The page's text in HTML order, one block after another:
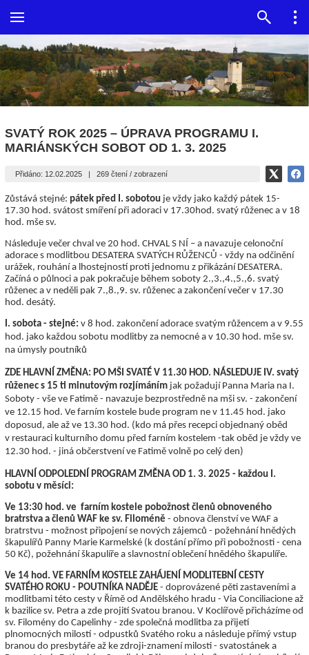
SVATÝ ROK 2025 – ÚPRAVA PROGRAMU I.
MARIÁNSKÝCH SOBOT OD 1. 3. 2025
Přidáno: 12.02.2025 | 269 čtení / zobrazení
Zůstává stejné: pátek před I. sobotou je vždy jako každý pátek 15-
17.30 hod. svátost smíření při adoraci v 17.30hod. svatý růženec a v 18
hod. mše sv.
Následuje večer chval ve 20 hod. CHVAL S NÍ – a navazuje celonoční
adorace s modlitbou DESATERA SVATÝCH RŮŽENCŮ - vždy na odčinění
urážek, rouhání a lhostejností proti jednomu z přikázání DESATERA.
Začíná o půlnoci a pak pokračuje během soboty 2.,3.,4.,5.,6. svatý
růženec a v neděli pak 7.,8.,9. sv. růženec a zakončení večer v 17.30
hod. desátý.
I. sobota - stejné: v 8 hod. zakončení adorace svatým růžencem a v 9.55
hod. jako každou sobotu modlitby za nemocné a v 10.30 hod. mše sv.
na úmysly poutníků
ZDE HLAVNÍ ZMĚNA: PO MŠI SVATÉ V 11.30 HOD. NÁSLEDUJE IV. svatý
růženec s 15 ti minutovým rozjímáním jak požadují Panna Maria na I.
Soboty - vše ve Fatimě - navazuje bezprostředně na mši sv. - zakončení
ve 12.15 hod. Ve farním kostele bude program ne v 11.45 hod. jako
doposud, ale až ve 13.30 hod. (kdo má přes recepci objednaný oběd
v restauraci kulturního domu před farním kostelem -tak oběd je vždy ve
12.30 hod. - jiná občerstvení ve Fatimě volně po celý den)
HLAVNÍ ODPOLEDNÍ PROGRAM ZMĚNA OD 1. 3. 2025 - každou I.
sobotu v měsíci:
Ve 13:30 hod. ve farním kostele pobožnost členů obnoveného
bratrstva a členů WAF ke sv. Filoméně - obnova členství ve WAF a
bratrstvu - možnost připojení se nových zájemců - požehnání hnědých
škapulířů Panny Marie Karmelské (k dostání přímo při pobožnosti - cena
50 Kč), požehnání škapulíře a slavnostní oblečení hnědého škapulíře.
Ve 14 hod. VE FARNÍM KOSTELE ZAHÁJENÍ MODLITEBNÍ CESTY
SVATÉHO ROKU - POUTNÍKA NADĚJE - doprovázené pěti zastaveními a
modlitbami této cesty v Římě od Andělského hradu - Via Conciliacione až
k bazilice sv. Petra a zde projití Svatou branou. V Koclířově přicházíme od
sv. Filomény do Capelinhy - zde společná modlitba za přijetí
plnomocných milostí - odpustků Svatého roku a následuje přímý vstup
branou do presbytáře až ke zdroji-znamení milosti - svatostánek a